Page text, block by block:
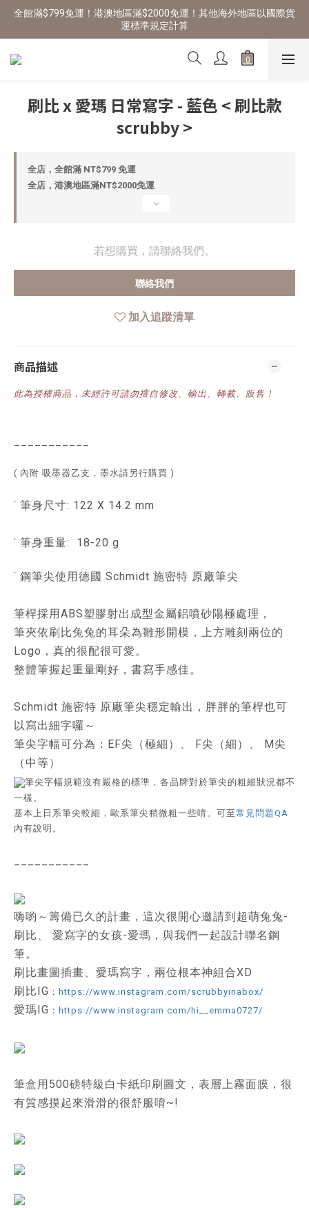
全館滿$799免運！港澳地區滿$2000免運！其他海外地區以國際貨
運標準規定計算
刷比 x 愛瑪 日常寫字 - 藍色 < 刷比款
scrubby >
全店，全館滿 NT$799 免運
全店，港澳地區滿NT$2000免運
若想購買，請聯絡我們。
聯絡我們
加入追蹤清單
商品描述
此為授權商品，未經許可請勿擅自修改、輸出、轉載、販售！
( 內附 吸墨器乙支，墨水請另行購買 )
˙ 筆身尺寸: 122 X 14.2 mm
˙ 筆身重量: 18-20 g
˙ 鋼筆尖使用德國 Schmidt 施密特 原廠筆尖
筆桿採用ABS塑膠射出成型金屬鋁噴砂陽極處理，
筆夾依刷比兔兔的耳朵為雛形開模，上方雕刻兩位的
Logo，真的很配很可愛。
整體筆握起重量剛好，書寫手感佳。
Schmidt 施密特 原廠筆尖穩定輸出，胖胖的筆桿也可
以寫出細字囉～
筆尖字幅可分為：EF尖（極細）、 F尖（細）、 M尖
（中等）
筆尖字幅規範沒有嚴格的標準，各品牌對於筆尖的粗細狀況都不
一樣。
基本上日系筆尖較細，歐系筆尖稍微粗一些唷。可至常見問題QA
內有說明。
嗨喲～籌備已久的計畫，這次很開心邀請到超萌兔兔-
刷比、 愛寫字的女孩-愛瑪，與我們一起設計聯名鋼
筆。
刷比畫圖插畫、愛瑪寫字，兩位根本神組合XD
刷比IG ： https://www.instagram.com/scrubbyinabox/
愛瑪IG ： https://www.instagram.com/hi__emma0727/
筆盒用500磅特級白卡紙印刷圖文，表層上霧面膜，很
有質感摸起來滑滑的很舒服唷~!